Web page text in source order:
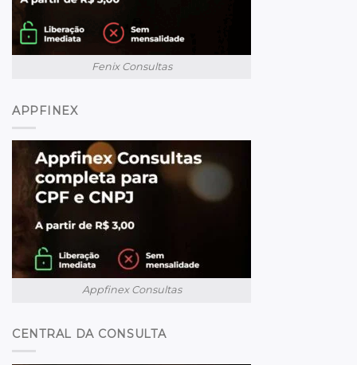
Fenix Consultas
APPFINEX
Appfinex Consultas
CENTRAL DA CONSULTA